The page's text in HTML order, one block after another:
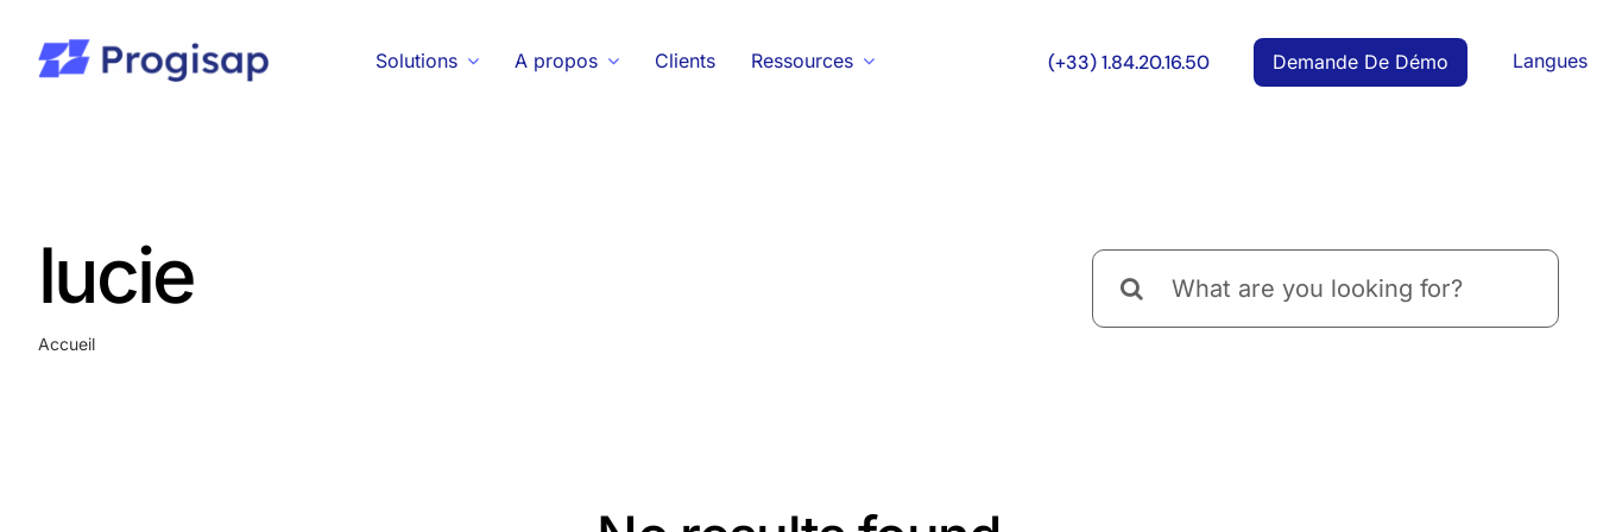
contenu
Solutions A propos Clients Ressources (+33) 1.84.20.16.50 Demande De Démo Langues
lucie
Accueil
Rechercher: